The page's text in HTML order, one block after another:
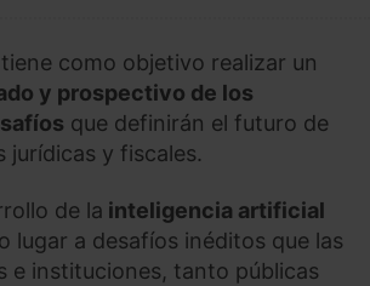
como objetivo realizar un
y prospectivo de los
que definirán el futuro de
jurídicas y fiscales.
de la inteligencia artificial
lugar a desafíos inéditos que las
e instituciones, tanto públicas